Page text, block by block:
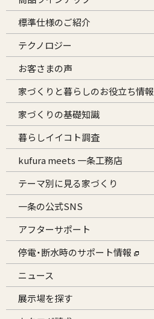
標準仕様のご紹介
テクノロジー
お客さまの声
家づくりと暮らしのお役立ち情報
家づくりの基礎知識
暮らしイイコト調査
kufura meets 一条工務店
テーマ別に見る家づくり
一条の公式SNS
アフターサポート
停電・断水時のサポート情報
ニュース
展示場を探す